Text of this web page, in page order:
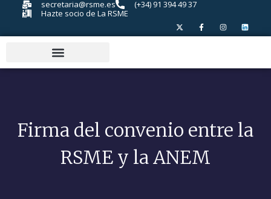
secretaria@rsme.es
(+34) 91 394 49 37
Hazte socio de La RSME
Firma del convenio entre la
RSME y la ANEM